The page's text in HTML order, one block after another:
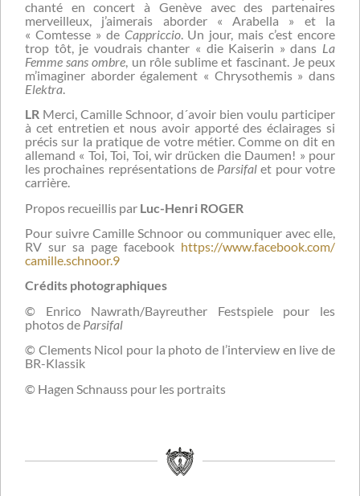
chanté en concert à Genève avec des partenaires
merveilleux, j’aimerais aborder « Arabella » et la
« Comtesse » de Cappriccio. Un jour, mais c’est encore
trop tôt, je voudrais chanter « die Kaiserin » dans La
Femme sans ombre , un rôle sublime et fascinant. Je peux
m’imaginer aborder également « Chrysothemis » dans
Elektra
LR Merci, Camille Schnoor, d´avoir bien voulu participer
à cet entretien et nous avoir apporté des éclairages si
précis sur la pratique de votre métier. Comme on dit en
allemand « Toi, Toi, Toi, wir drücken die Daumen! » pour
les prochaines représentations de Parsifal et pour votre
carrière.
Propos recueillis par Luc-Henri ROGER
Pour suivre Camille Schnoor ou communiquer avec elle,
RV sur sa page facebook https://www.facebook.com/
camille.schnoor.9
Crédits photographiques
© Enrico Nawrath/Bayreuther Festspiele pour les
photos de Parsifal
© Clements Nicol pour la photo de l’interview en live de
BR-Klassik
© Hagen Schnauss pour les portraits